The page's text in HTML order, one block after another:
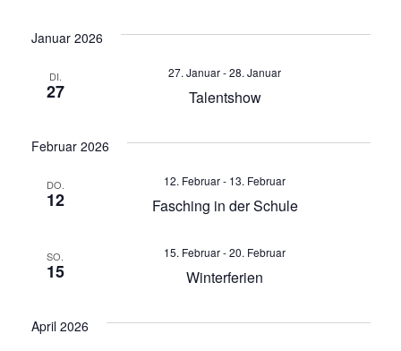
N
a
Januar 2026
DI.
27 Talentshow
27. Januar-28. Januar
Februar 2026
DO.
12 Fasching in der Schule
12. Februar- 13. Februar
SO.
15 Winterferien
15. Februar-20. Februar
April 2026